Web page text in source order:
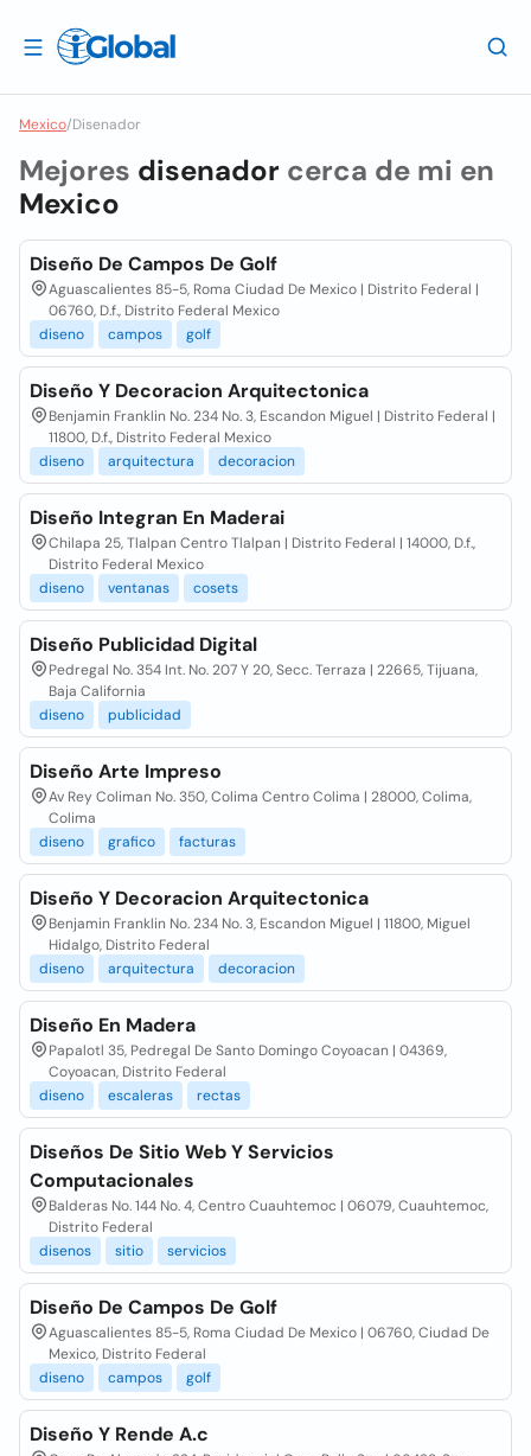
Mexico/Disenador
Mejores disenador cerca de mi en
Mexico
Diseño De Campos De Golf
Aguascalientes 85-5, Roma Ciudad De Mexico | Distrito Federal |
06760, D.f., Distrito Federal Mexico
diseno
campos golf
Diseño Y Decoracion Arquitectonica
Benjamin Franklin No. 234 No. 3, Escandon Miguel | Distrito Federal |
11800, D.f., Distrito Federal Mexico
diseno
arquitectura decoracion
Diseño Integran En Maderai
Chilapa 25, Tlalpan Centro Tlalpan | Distrito Federal | 14000, D.f.,
Distrito Federal Mexico
diseno
ventanas cosets
Diseño Publicidad Digital
Pedregal No. 354 Int. No. 207 Y 20, Secc. Terraza | 22665, Tijuana,
Baja California
diseno
publicidad
Diseño Arte Impreso
Av Rey Coliman No. 350, Colima Centro Colima | 28000, Colima,
Colima
diseno
grafico facturas
Diseño Y Decoracion Arquitectonica
Benjamin Franklin No. 234 No. 3, Escandon Miguel | 11800, Miguel
Hidalgo, Distrito Federal
diseno
arquitectura decoracion
Diseño En Madera
Papalotl 35, Pedregal De Santo Domingo Coyoacan | 04369,
Coyoacan, Distrito Federal
diseno
escaleras rectas
Diseños De Sitio Web Y Servicios
Computacionales
Balderas No. 144 No. 4, Centro Cuauhtemoc | 06079, Cuauhtemoc,
Distrito Federal
disenos
sitio servicios
Diseño De Campos De Golf
Aguascalientes 85-5, Roma Ciudad De Mexico | 06760, Ciudad De
Mexico, Distrito Federal
diseno
campos golf
Diseño Y Rende A.c